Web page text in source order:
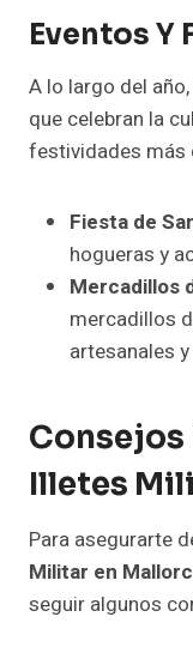
Eventos Y
A lo largo del
que celebran la
festividades más
Fiesta de
hogueras y
Mercadillos
mercadillos
artesanales
Consejos
Illetes
Para asegurarte
Militar en
seguir algunos